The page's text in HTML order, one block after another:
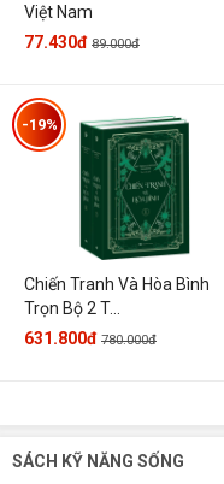
Việt Nam
77.430đ 89.000đ
Chiến Tranh Và Hòa Bình
Trọn Bộ 2 T...
-19%
631.800đ 780.000đ
SÁCH KỸ NĂNG SỐNG